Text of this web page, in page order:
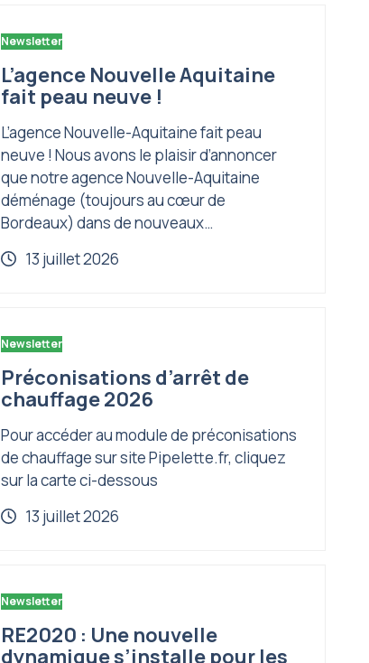
Newsletter
L’agence Nouvelle Aquitaine
fait peau neuve !
L’agence Nouvelle-Aquitaine fait peau
neuve ! Nous avons le plaisir d’annoncer
que notre agence Nouvelle-Aquitaine
déménage (toujours au cœur de
Bordeaux) dans de nouveaux…
13 juillet 2026
Newsletter
Préconisations d’arrêt de
chauffage 2026
Pour accéder au module de préconisations
de chauffage sur site Pipelette.fr, cliquez
sur la carte ci-dessous
13 juillet 2026
Newsletter
RE2020 : Une nouvelle
dynamique s’installe pour les